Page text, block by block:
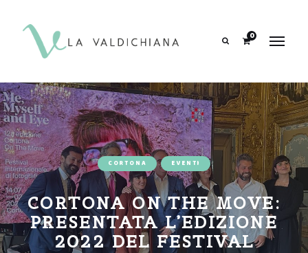
0
CORTONA EVENTI
CORTONA ON THE MOVE:
PRESENTATA L’EDIZIONE
2022 DEL FESTIVAL